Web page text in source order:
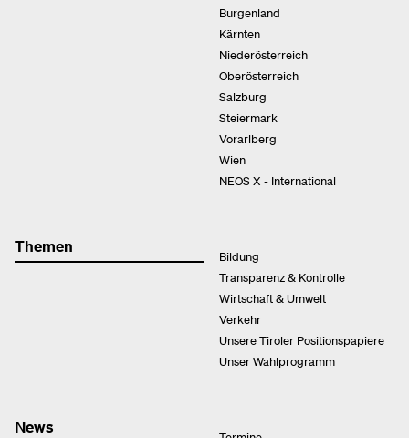
Burgenland
Kärnten
Niederösterreich
Oberösterreich
Salzburg
Steiermark
Vorarlberg
Wien
NEOS X - International
Themen
Bildung
Transparenz & Kontrolle
Wirtschaft & Umwelt
Verkehr
Unsere Tiroler Positionspapiere
Unser Wahlprogramm
News